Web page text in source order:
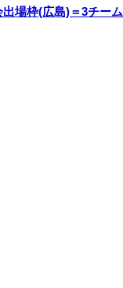
出場枠(広島)＝3チーム